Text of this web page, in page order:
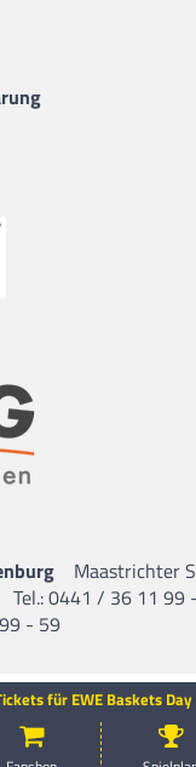
für EWE Baskets
Maastrichter
Tel.: 0441 / 36 11 99
- 59